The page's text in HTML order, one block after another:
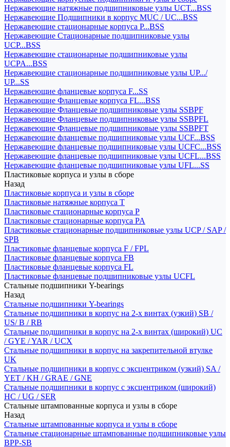
Нержавеющие натяжные подшипниковые узлы UCT...BSS
Нержавеющие Подшипники в корпус MUC / UC...BSS
Нержавеющие стационарные корпуса P...BSS
Нержавеющие Стационарные подшипниковые узлы
UCP...BSS
Нержавеющие стационарные подшипниковые узлы
UCPA...BSS
Нержавеющие стационарные подшипниковые узлы UP.../
UP...SS
Нержавеющие фланцевые корпуса F...SS
Нержавеющие Фланцевые корпуса FL...BSS
Нержавеющие Фланцевые подшипниковые узлы SSBPF
Нержавеющие Фланцевые подшипниковые узлы SSBPFL
Нержавеющие Фланцевые подшипниковые узлы SSBPFT
Нержавеющие фланцевые подшипниковые узлы UCF...BSS
Нержавеющие фланцевые подшипниковые узлы UCFC...BSS
Нержавеющие фланцевые подшипниковые узлы UCFL...BSS
Нержавеющие фланцевые подшипниковые узлы UFL...SS
Пластиковые корпуса и узлы в сборе
Назад
Пластиковые корпуса и узлы в сборе
Пластиковые натяжные корпуса T
Пластиковые стационарные корпуса P
Пластиковые стационарные корпуса PA
Пластиковые стационарные подшипниковые узлы UCP / SAP /
SPB
Пластиковые фланцевые корпуса F / FPL
Пластиковые фланцевые корпуса FB
Пластиковые фланцевые корпуса FL
Пластиковые фланцевые подшипниковые узлы UCFL
Стальные подшипники Y-bearings
Назад
Стальные подшипники Y-bearings
Стальные подшипники в корпус на 2-х винтах (узкий) SB /
US/ B / RB
Стальные подшипники в корпус на 2-х винтах (широкий) UC
/ GYE / YAR / UCX
Стальные подшипники в корпус на закрепительной втулке
UK
Стальные подшипники в корпус с эксцентриком (узкий) SA /
YET / KH / GRAE / GNE
Стальные подшипники в корпус с эксцентриком (широкий)
HC / UG / SER
Стальные штампованные корпуса и узлы в сборе
Назад
Стальные штампованные корпуса и узлы в сборе
Стальные стационарные штампованные подшипниковые узлы
BPP-SB